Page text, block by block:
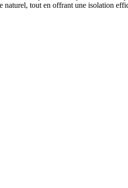
naturel, tout en offrant une isolation